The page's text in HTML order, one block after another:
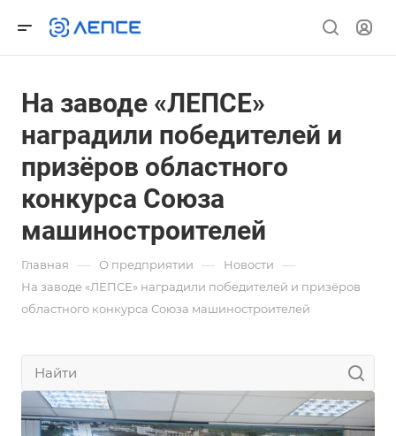
На заводе «ЛЕПСЕ»
наградили победителей и
призёров областного
конкурса Союза
машиностроителей
Главная — О предприятии — Новости —
На заводе «ЛЕПСЕ» наградили победителей и призёров
областного конкурса Союза машиностроителей